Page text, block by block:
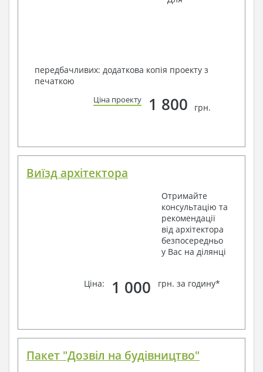
передбачливих: додаткова копія проекту з
печаткою
Ціна проекту 1 800 грн.
Виїзд архітектора
Отримайте
консультацію та
рекомендації
від архітектора
безпосередньо
у Вас на ділянці
Ціна: 1 000 грн. за годину*
Пакет "Дозвіл на будівництво"